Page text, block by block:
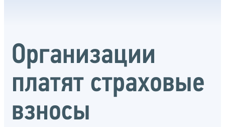
Организации
платят страховые
взносы